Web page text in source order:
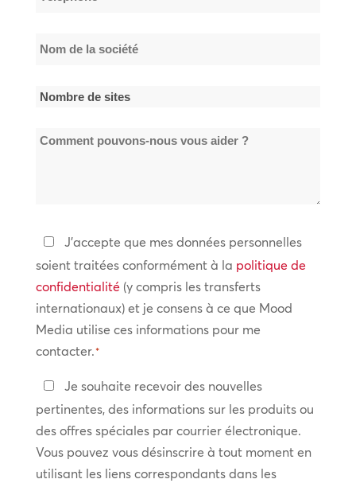
Nom
Nombre
sites
Comment
Politique
de
confidentialité
*
J'accepte que mes données personnelles
soient traitées conformément à la politique de
confidentialité(y compris les transferts
internationaux) et je consens à ce que Mood
Media utilise ces informations pour me
contacter.*
Restez
en
contact
Je souhaite recevoir des nouvelles
pertinentes, des informations sur les produits ou
des offres spéciales par courrier électronique.
Vous pouvez vous désinscrire à tout moment en
utilisant les liens correspondants dans les